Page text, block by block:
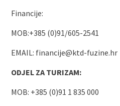
Financije:
MOB:+385 (0)91/605-2541
EMAIL: financije@ktd-fuzine.hr
ODJEL ZA TURIZAM:
MOB: +385 (0)91 1 835 000